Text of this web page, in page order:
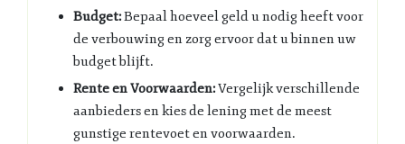
Budget:Bepaal hoeveel geld u nodig heeft voor
de verbouwing en zorg ervoor dat u binnen uw
budget blijft.
Rente en Voorwaarden:Vergelijk verschillende
aanbieders en kies de lening met de meest
gunstige rentevoet en voorwaarden.